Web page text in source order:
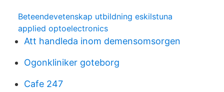
Beteendevetenskap utbildning eskilstuna
applied optoelectronics
Att handleda inom demensomsorgen
Ogonkliniker goteborg
Cafe 247